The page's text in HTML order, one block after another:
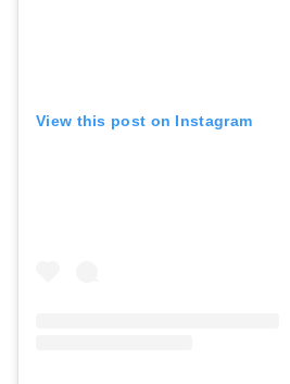
View this post on Instagram